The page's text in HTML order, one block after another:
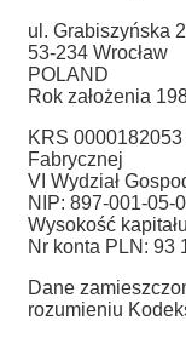
ul. Grabiszyńska
53-234 Wrocław
POLAND
Rok założenia
KRS
Fabrycznej
VI Wydział
NIP: 897-001-05-
Wysokość
Nr konta PLN: 93
Dane
rozumieniu